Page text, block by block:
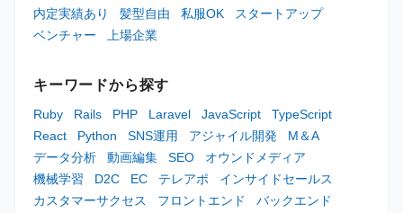
内定実績あり
髪型自由 私服OK
スタートアップ
ベンチャー
上場企業
キーワードから探す
Ruby Rails PHP Laravel JavaScript
TypeScript
React
Python SNS運用 アジャイル開発
M＆A
データ分析
動画編集 SEO
オウンドメディア
機械学習
D2C EC テレアポ
インサイドセールス
カスタマーサクセス
フロントエンド
バックエンド